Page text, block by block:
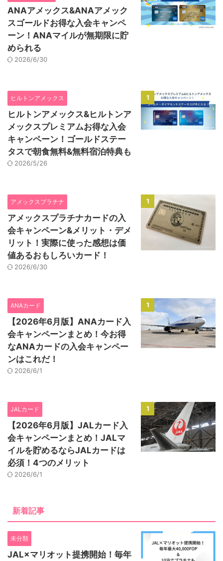
ANAアメックス&ANAアメック
スゴールドお得な入会キャンペ
ーン！ANAマイルが無期限に貯
められる
2026/6/30
1
ヒルトンアメックス
ヒルトンアメックス&ヒルトンア
メックスプレミアムお得な入会
キャンペーン！ゴールドステー
タスで朝食無料&無料宿泊特典も
2026/5/26
1
アメックスプラチナ
アメックスプラチナカードの入
会キャンペーン&メリット・デメ
リット！実際に使った感想は価
値あるおもしろいカード！
2026/6/30
1
ANAカード
【2026年6月版】ANAカード入
会キャンペーンまとめ！今お得
なANAカードの入会キャンペー
ンはこれだ！
2026/6/1
1
JALカード
【2026年6月版】JALカード入
会キャンペーンまとめ！JALマ
イルを貯めるならJALカードは
必須！4つのメリット
2026/6/1
新着記事
未分類
JAL×マリオット提携開始！毎年